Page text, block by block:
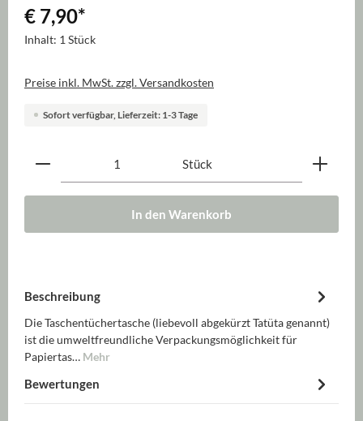
€ 7,90*
Inhalt: 1 Stück
Preise inkl. MwSt. zzgl. Versandkosten
Sofort verfügbar, Lieferzeit: 1-3 Tage
Produkt Anzahl: Gib den gewünschten Wert ein
Stück
In den Warenkorb
Beschreibung
Die Taschentüchertasche (liebevoll abgekürzt Tatüta genannt)
ist die umweltfreundliche Verpackungsmöglichkeit für
Papiertas… Mehr
Bewertungen